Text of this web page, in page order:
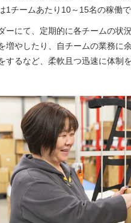
1チームあたり10～15名の稼働で
ーにて、定期的に各チームの状
増やしたり、自チームの業務に
するなど、柔軟且つ迅速に体制